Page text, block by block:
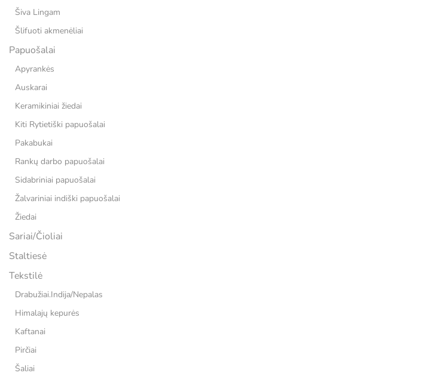
Šiva Lingam
Šlifuoti akmenėliai
Papuošalai
Apyrankės
Auskarai
Keramikiniai žiedai
Kiti Rytietiški papuošalai
Pakabukai
Rankų darbo papuošalai
Sidabriniai papuošalai
Žalvariniai indiški papuošalai
Žiedai
Sariai/Čioliai
Staltiesė
Tekstilė
Drabužiai.Indija/Nepalas
Himalajų kepurės
Kaftanai
Pirčiai
Šaliai